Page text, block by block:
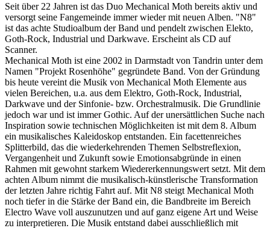
Seit über 22 Jahren ist das Duo Mechanical Moth bereits aktiv und
versorgt seine Fangemeinde immer wieder mit neuen Alben. "N8"
ist das achte Studioalbum der Band und pendelt zwischen Elekto,
Goth-Rock, Industrial und Darkwave. Erscheint als CD auf
Scanner.
Mechanical Moth ist eine 2002 in Darmstadt von Tandrin unter dem
Namen "Projekt Rosenhöhe" gegründete Band. Von der Gründung
bis heute vereint die Musik von Mechanical Moth Elemente aus
vielen Bereichen, u.a. aus dem Elektro, Goth-Rock, Industrial,
Darkwave und der Sinfonie- bzw. Orchestralmusik. Die Grundlinie
jedoch war und ist immer Gothic. Auf der unersättlichen Suche nach
Inspiration sowie technischen Möglichkeiten ist mit dem 8. Album
ein musikalisches Kaleidoskop entstanden. Ein facettenreiches
Splitterbild, das die wiederkehrenden Themen Selbstreflexion,
Vergangenheit und Zukunft sowie Emotionsabgründe in einen
Rahmen mit gewohnt starkem Wiedererkennungswert setzt. Mit dem
achten Album nimmt die musikalisch-künstlerische Transformation
der letzten Jahre richtig Fahrt auf. Mit N8 steigt Mechanical Moth
noch tiefer in die Stärke der Band ein, die Bandbreite im Bereich
Electro Wave voll auszunutzen und auf ganz eigene Art und Weise
zu interpretieren. Die Musik entstand dabei ausschließlich mit